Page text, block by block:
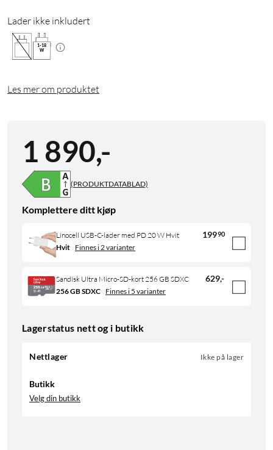
Lader ikke inkludert
1-18
W
Les mer om produktet
1 890,-
(PRODUKTDATABLAD)
Komplettere ditt kjøp
Linocell USB-C-lader med PD 20 W Hvit 19990
Hvit Finnes i 2 varianter
Sandisk Ultra Micro-SD-kort 256 GB SDXC 629,-
256 GB SDXC Finnes i 5 varianter
Lagerstatus nett og i butikk
Nettlager Ikke på lager
Butikk
Velg din butikk